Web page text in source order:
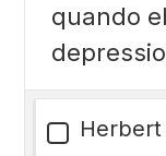
quando